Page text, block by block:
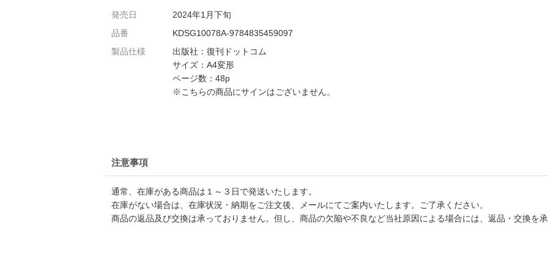
発売日
2024年1月下旬
品番
KDSG10078A-9784835459097
製品仕様
出版社：復刊ドットコム
サイズ：A4変形
ページ数：48p
※こちらの商品にサインはございません。
注意事項
通常、在庫がある商品は１～３日で発送いたします。
在庫がない場合は、在庫状況・納期をご注文後、メールにてご案内いたします。ご了承ください。
商品の返品及び交換は承っておりません。但し、商品の欠陥や不良など当社原因による場合には、返品・交換を